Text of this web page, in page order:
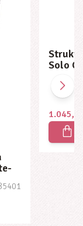
Pasta
Brilliant-
Ml
85701